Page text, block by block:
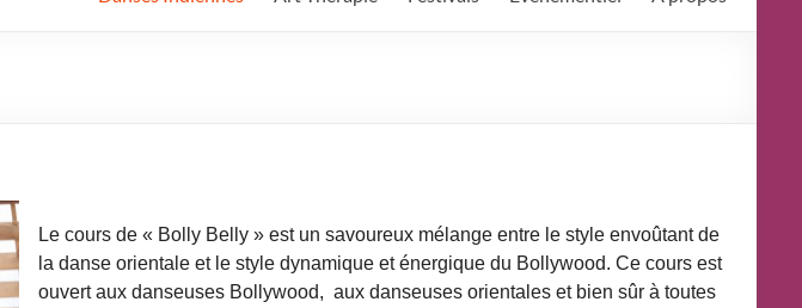
Le cours de « Bolly Belly » est un savoureux mélange entre le style envoûtant de
la danse orientale et le style dynamique et énergique du Bollywood. Ce cours est
ouvert aux danseuses Bollywood, aux danseuses orientales et bien sûr à toutes